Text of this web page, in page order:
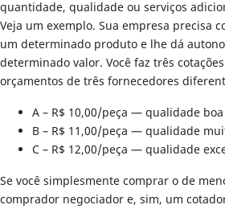
quantidade, qualidade ou serviços
Veja um exemplo. Sua empresa precisa
um determinado produto e lhe dá
determinado valor. Você faz três
orçamentos de três fornecedores
A – R$ 10,00/peça — qualidade boa
B – R$ 11,00/peça — qualidade
C – R$ 12,00/peça — qualidade
Se você simplesmente comprar o de
comprador negociador e, sim, um